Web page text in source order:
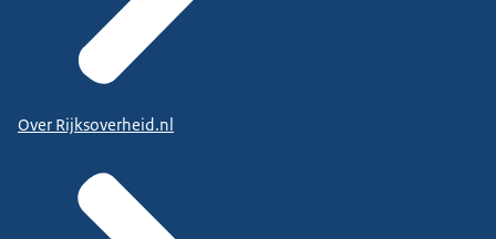
Over Rijksoverheid.nl